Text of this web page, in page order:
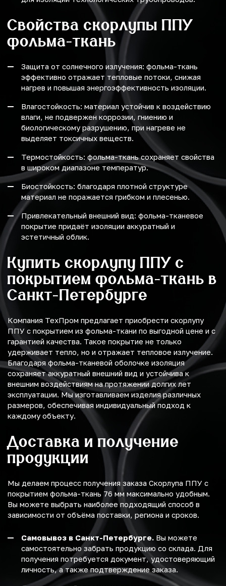
Свойства скорлупы ППУ
фольма-ткань
Защита от солнечного излучения: фольма-ткань
эффективно отражает тепловые потоки, снижая
нагрев и повышая энергоэффективность изоляции.
Влагостойкость: материал устойчив к воздействию
влаги, не подвержен коррозии, гниению и
биологическому разрушению, при нагреве не
выделяет токсичных веществ.
Термостойкость: фольма-ткань сохраняет свойства
в широком диапазоне температур.
Биостойкость: благодаря плотной структуре
материал не поражается грибком и плесенью.
Привлекательный внешний вид: фольма-тканевое
покрытие придаёт изоляции аккуратный и
эстетичный облик.
Купить скорлупу ППУ с
покрытием фольма-ткань в
Санкт-Петербурге
Компания ТехПром предлагает приобрести скорлупу
ППУ с покрытием из фольма-ткани по выгодной цене и с
гарантией качества. Такое покрытие не только
удерживает тепло, но и отражает тепловое излучение.
Благодаря фольма-тканевой оболочке изоляция
сохраняет аккуратный внешний вид и устойчива к
внешним воздействиям на протяжении долгих лет
эксплуатации. Мы изготавливаем изделия различных
размеров, обеспечивая индивидуальный подход к
каждому объекту.
Доставка и получение
продукции
Мы делаем процесс получения заказа Скорлупа ППУ с
покрытием фольма-ткань 76 мм максимально удобным.
Вы можете выбрать наиболее подходящий способ в
зависимости от объёма поставки, региона и сроков.
Самовывоз в Санкт-Петербурге. Вы можете
самостоятельно забрать продукцию со склада. Для
получения потребуется документ, удостоверяющий
личность, а также подтверждение заказа.